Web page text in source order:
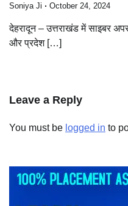
Soniya Ji October 24, 2024
देहरादून – उत्तराखंड में साइबर
और प्रदेश […]
Leave a Reply
You must be logged in to